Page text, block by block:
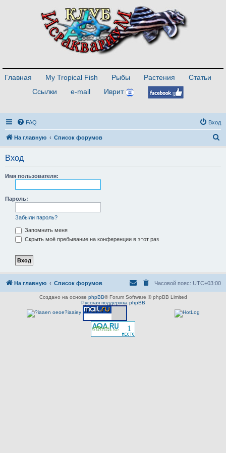
Главная My Tropical Fish Рыбы Растения
Статьи
Ссылки
e-mail Иврит
FAQ Вход
На главную Список форумов
Вход
Имя пользователя:
Пароль:
Забыли пароль?
Запомнить меня
Скрыть моё пребывание на конференции в этот раз
На главную Список форумов Часовой пояс: UTC+03:00
Создано на основе phpBB® Forum Software © phpBB Limited
Русская поддержка phpBB